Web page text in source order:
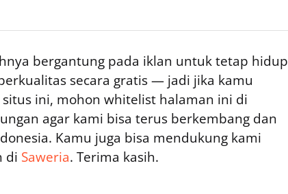
bergantung pada iklan untuk tetap hidup
secara gratis — jadi jika kamu
ini, mohon whitelist halaman ini di
agar kami bisa terus berkembang dan
Kamu juga bisa mendukung kami
di Saweria. Terima kasih.